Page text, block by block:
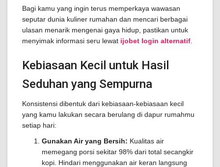
Bagi kamu yang ingin terus memperkaya wawasan
seputar dunia kuliner rumahan dan mencari berbagai
ulasan menarik mengenai gaya hidup, pastikan untuk
menyimak informasi seru lewat ijobet login alternatif
Kebiasaan Kecil untuk Hasil
Seduhan yang Sempurna
Konsistensi dibentuk dari kebiasaan-kebiasaan kecil
yang kamu lakukan secara berulang di dapur rumahmu
setiap hari:
Gunakan Air yang Bersih: Kualitas air
memegang porsi sekitar 98% dari total secangkir
kopi. Hindari menggunakan air keran langsung